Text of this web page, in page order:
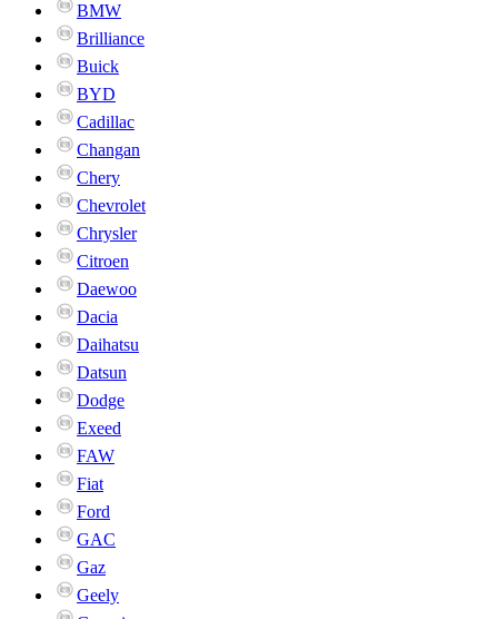
BMW
Brilliance
Buick
BYD
Cadillac
Changan
Chery
Chevrolet
Chrysler
Citroen
Daewoo
Dacia
Daihatsu
Datsun
Dodge
Exeed
FAW
Fiat
Ford
GAC
Gaz
Geely